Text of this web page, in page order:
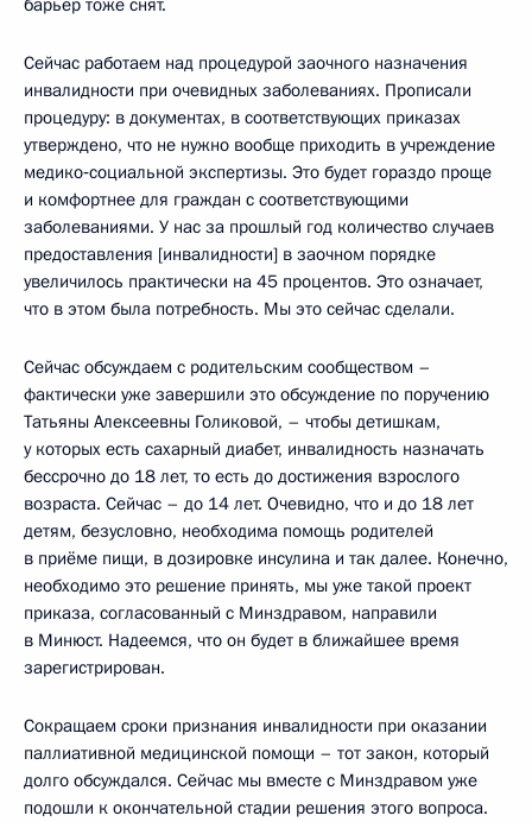
Сейчас работаем над процедурой заочного назначения
инвалидности при очевидных заболеваниях. Прописали
процедуру: в документах, в соответствующих приказах
утверждено, что не нужно вообще приходить в учреждение
медико‑социальной экспертизы. Это будет гораздо проще
и комфортнее для граждан с соответствующими
заболеваниями. У нас за прошлый год количество случаев
предоставления [инвалидности] в заочном порядке
увеличилось практически на 45 процентов. Это означает,
что в этом была потребность. Мы это сейчас сделали.
Сейчас обсуждаем с родительским сообществом –
фактически уже завершили это обсуждение по поручению
Татьяны Алексеевны Голиковой, – чтобы детишкам,
у которых есть сахарный диабет, инвалидность назначать
бессрочно до 18 лет, то есть до достижения взрослого
возраста. Сейчас – до 14 лет. Очевидно, что и до 18 лет
детям, безусловно, необходима помощь родителей
в приёме пищи, в дозировке инсулина и так далее. Конечно,
необходимо это решение принять, мы уже такой проект
приказа, согласованный с Минздравом, направили
в Минюст. Надеемся, что он будет в ближайшее время
зарегистрирован.
Сокращаем сроки признания инвалидности при оказании
паллиативной медицинской помощи – тот закон, который
долго обсуждался. Сейчас мы вместе с Минздравом уже
подошли к окончательной стадии решения этого вопроса.